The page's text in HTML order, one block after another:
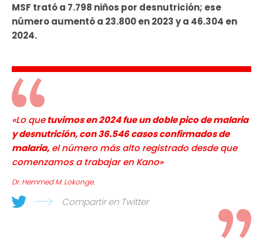
MSF trató a 7.798 niños por desnutrición; ese
número aumentó a 23.800 en 2023 y a 46.304 en
2024.
«Lo quetuvimos en 2024 fue un doble pico de malaria
y desnutrición, con 36.546 casos confirmados de
malaria, el número más alto registrado desde que
comenzamos a trabajar en Kano»
Dr. Hemmed M. Lokonge.
Compartir en Twitter